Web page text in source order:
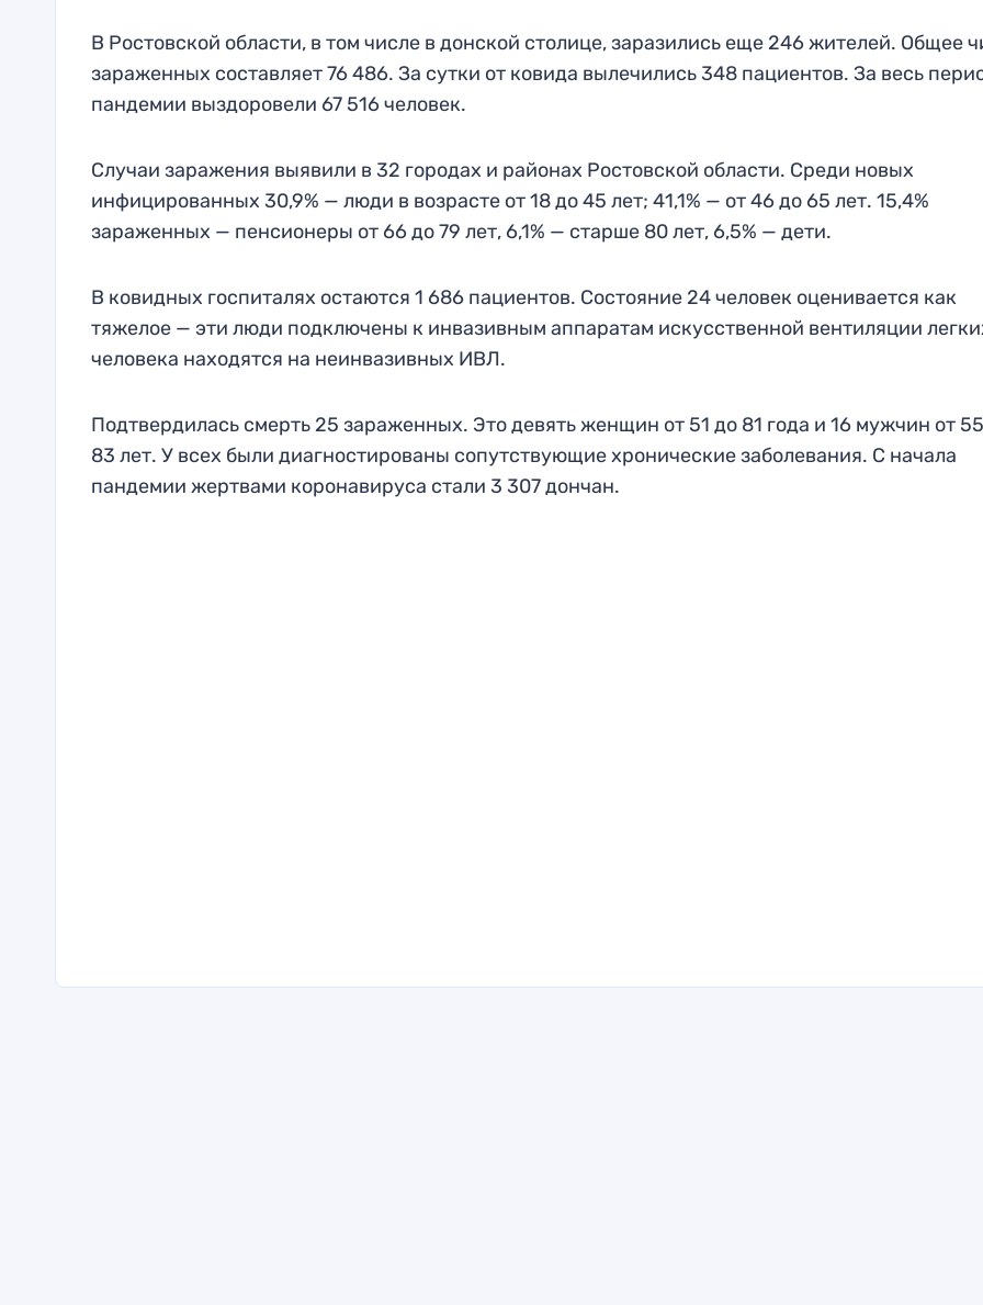
В Ростовской области, в том числе в донской столице, заразились еще 246 жителей. Общее
зараженных составляет 76 486. За сутки от ковида вылечились 348 пациентов. За весь
пандемии выздоровели 67 516 человек.
Случаи заражения выявили в 32 городах и районах Ростовской области. Среди новых
инфицированных 30,9% — люди в возрасте от 18 до 45 лет; 41,1% — от 46 до 65 лет. 15,4%
зараженных — пенсионеры от 66 до 79 лет, 6,1% — старше 80 лет, 6,5% — дети.
В ковидных госпиталях остаются 1 686 пациентов. Состояние 24 человек оценивается как
тяжелое — эти люди подключены к инвазивным аппаратам искусственной вентиляции
человека находятся на неинвазивных ИВЛ.
Подтвердилась смерть 25 зараженных. Это девять женщин от 51 до 81 года и 16 мужчин от
83 лет. У всех были диагностированы сопутствующие хронические заболевания. С начала
пандемии жертвами коронавируса стали 3 307 дончан.